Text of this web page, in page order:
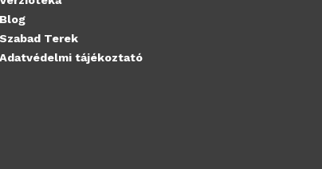
Blog
Szabad Terek
Adatvédelmi tájékoztató